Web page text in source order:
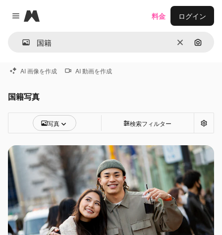
Close menu
Magnific
消去 画像で
料金 ログイン
AI 画像を作成 AI 動画を作成
国籍写真
写真 検索フィルター